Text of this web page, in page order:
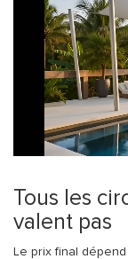
Tous les
valent pas
Le prix final